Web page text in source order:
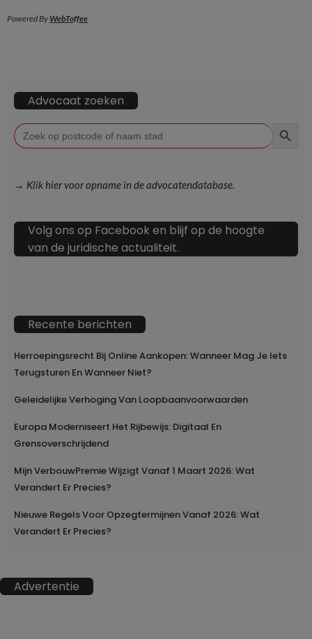
Powered By WebToffee
Advocaat zoeken
Zoek
naar:
→ Klik hier voor opname in de advocatendatabase.
Volg ons op Facebook en blijf op de hoogte
van de juridische actualiteit.
Recente berichten
Herroepingsrecht Bij Online Aankopen: Wanneer Mag Je Iets
Terugsturen En Wanneer Niet?
Geleidelijke Verhoging Van Loopbaanvoorwaarden
Europa Moderniseert Het Rijbewijs: Digitaal En
Grensoverschrijdend
Mijn VerbouwPremie Wijzigt Vanaf 1 Maart 2026: Wat
Verandert Er Precies?
Nieuwe Regels Voor Opzegtermijnen Vanaf 2026: Wat
Verandert Er Precies?
Advertentie